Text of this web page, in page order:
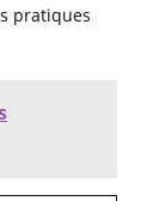
pratiques